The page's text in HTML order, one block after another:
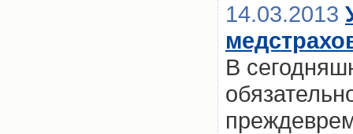
14.03.2013
В